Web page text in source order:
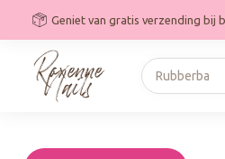
Geniet van gratis verzending bij